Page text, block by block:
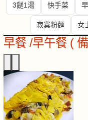
3餸1湯 快手菜
寂寞粉麵 女
早餐 /早午餐 (